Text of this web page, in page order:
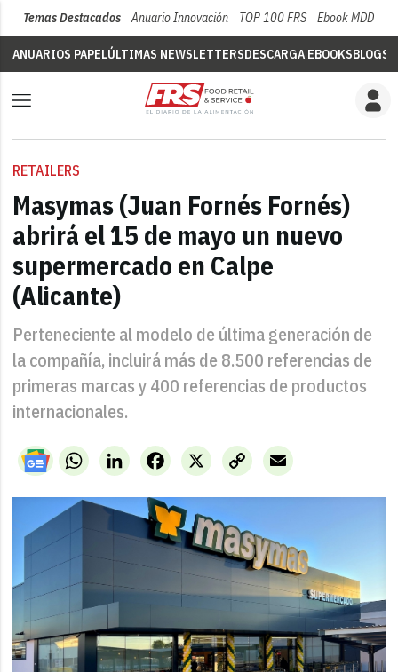
Temas Destacados Anuario Innovación TOP 100 FRS Ebook MDD
ANUARIOS PAPELÚLTIMAS NEWSLETTERSDESCARGA EBOOKSBLOGS
RETAILERS
Masymas (Juan Fornés Fornés)
abrirá el 15 de mayo un nuevo
supermercado en Calpe
(Alicante)
Perteneciente al modelo de última generación de
la compañía, incluirá más de 8.500 referencias de
primeras marcas y 400 referencias de productos
internacionales.
WhatsAppLinkedIn X
Facebook
Copy
Link
Email